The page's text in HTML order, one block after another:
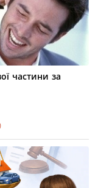
частини за